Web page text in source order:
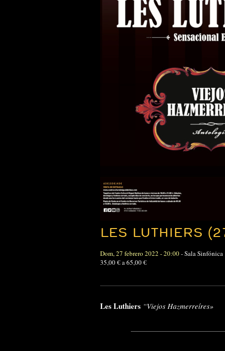
LES LUTHIERS
Dom, 27 febrero 2022 - 20:00-Sala Sinfónica
35,00 € a 65,00 €
Les Luthiers “Viejos Hazmerreíres»